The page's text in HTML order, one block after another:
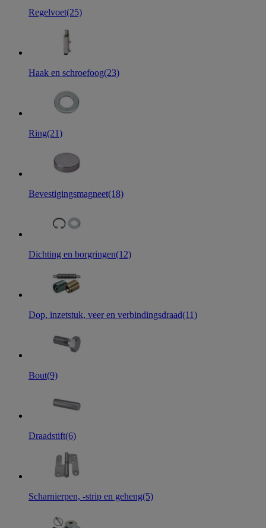
Regelvoet(25)
Haak en schroefoog(23)
Ring(21)
Bevestigingsmagneet(18)
Dichting en borgringen(12)
Dop, inzetstuk, veer en verbindingsdraad(11)
Bout(9)
Draadstift(6)
Scharnierpen, -strip en geheng(5)